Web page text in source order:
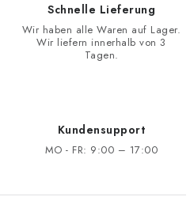
Schnelle Lieferung
Wir haben alle Waren auf Lager.
Wir liefern innerhalb von 3
Tagen.
Kundensupport
MO - FR: 9:00 – 17:00